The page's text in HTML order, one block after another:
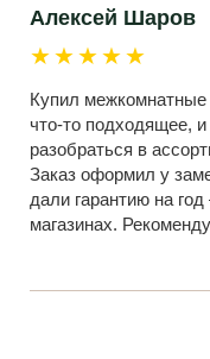
Алексей Шаров
★★★★★
Купил межкомнатные
что-то подходящее,
разобраться в
Заказ оформил у
дали гарантию на
магазинах.